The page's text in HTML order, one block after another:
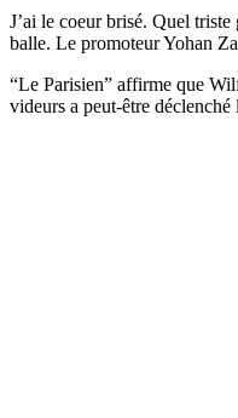
J’ai le coeur brisé. Quel
balle. Le promoteur Yohan
“Le Parisien” affirme que
videurs a peut-être déclenché